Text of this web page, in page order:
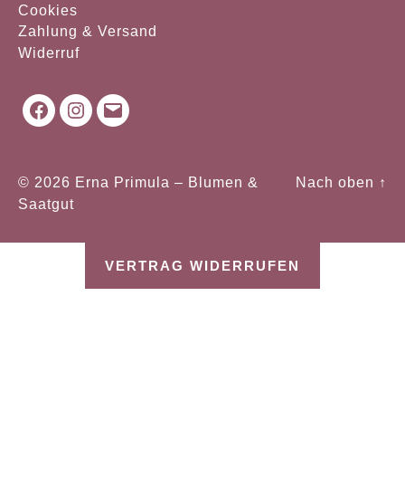
Cookies
Zahlung & Versand
Widerruf
Facebook
Instagram
Mail
© 2026 Erna Primula – Blumen &
Saatgut
Nach oben ↑
VERTRAG WIDERRUFEN